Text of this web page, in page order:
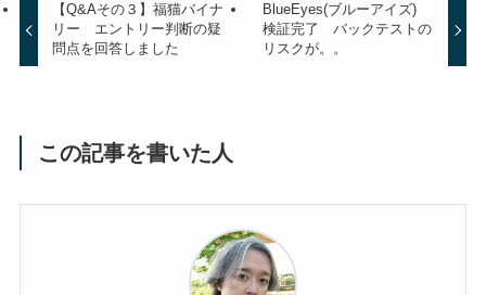
【Q&Aその３】福猫バイナ
リー エントリー判断の疑
問点を回答しました
BlueEyes(ブルーアイズ)
検証完了 バックテストの
リスクが。。
この記事を書いた人